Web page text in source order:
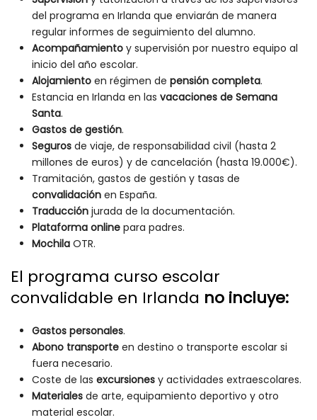
del programa en Irlanda que enviarán de manera
regular informes de seguimiento del alumno.
Acompañamiento y supervisión por nuestro equipo al
inicio del año escolar.
Alojamiento en régimen de pensión completa.
Estancia en Irlanda en las vacaciones de Semana
Santa.
Gastos de gestión.
Seguros de viaje, de responsabilidad civil (hasta 2
millones de euros) y de cancelación (hasta 19.000€).
Tramitación, gastos de gestión y tasas de
convalidación en España.
Traducción jurada de la documentación.
Plataforma online para padres.
Mochila OTR.
El programa curso escolar
convalidable en Irlanda no incluye:
Gastos personales.
Abono transporte en destino o transporte escolar si
fuera necesario.
Coste de las excursiones y actividades extraescolares.
Materiales de arte, equipamiento deportivo y otro
material escolar.